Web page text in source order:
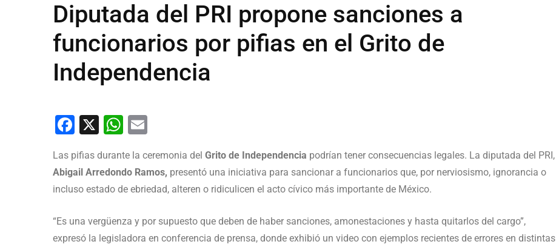
Diputada del PRI propone sanciones a
funcionarios por pifias en el Grito de
Independencia
Facebook
X WhatsApp
Las pifias durante la ceremonia del Grito de Independencia podrían tener consecuencias legales. La diputada del PRI,
Abigail Arredondo Ramos, presentó una iniciativa para sancionar a funcionarios que, por nerviosismo, ignorancia o
incluso estado de ebriedad, alteren o ridiculicen el acto cívico más importante de México.
“Es una vergüenza y por supuesto que deben de haber sanciones, amonestaciones y hasta quitarlos del cargo”,
expresó la legisladora en conferencia de prensa, donde exhibió un video con ejemplos recientes de errores en distintas